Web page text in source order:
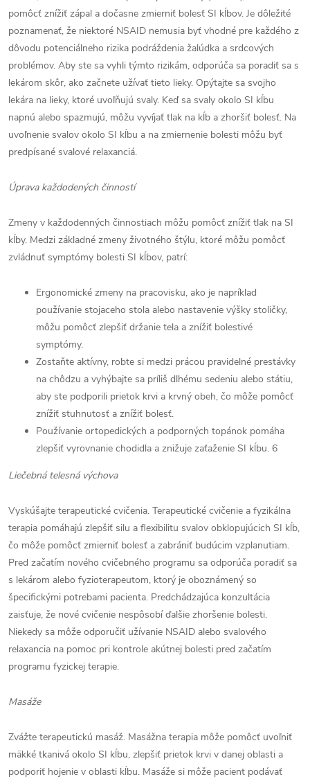
pomôcť znížiť zápal a dočasne zmierniť bolesť SI kĺbov. Je dôležité
poznamenať, že niektoré NSAID nemusia byť vhodné pre každého z
dôvodu potenciálneho rizika podráždenia žalúdka a srdcových
problémov. Aby ste sa vyhli týmto rizikám, odporúča sa poradiť sa s
lekárom skôr, ako začnete užívať tieto lieky. Opýtajte sa svojho
lekára na lieky, ktoré uvoľňujú svaly. Keď sa svaly okolo SI kĺbu
napnú alebo spazmujú, môžu vyvíjať tlak na kĺb a zhoršiť bolesť. Na
uvoľnenie svalov okolo SI kĺbu a na zmiernenie bolesti môžu byť
predpísané svalové relaxanciá.
Úprava každodených činností
Zmeny v každodenných činnostiach môžu pomôcť znížiť tlak na SI
kĺby. Medzi základné zmeny životného štýlu, ktoré môžu pomôcť
zvládnuť symptómy bolesti SI kĺbov, patrí:
Ergonomické zmeny na pracovisku, ako je napríklad
používanie stojaceho stola alebo nastavenie výšky stoličky,
môžu pomôcť zlepšiť držanie tela a znížiť bolestivé
symptómy.
Zostaňte aktívny, robte si medzi prácou pravidelné prestávky
na chôdzu a vyhýbajte sa príliš dlhému sedeniu alebo státiu,
aby ste podporili prietok krvi a krvný obeh, čo môže pomôcť
znížiť stuhnutosť a znížiť bolesť.
Používanie ortopedických a podporných topánok pomáha
zlepšiť vyrovnanie chodidla a znižuje zaťaženie SI kĺbu. 6
Liečebná telesná výchova
Vyskúšajte terapeutické cvičenia. Terapeutické cvičenie a fyzikálna
terapia pomáhajú zlepšiť silu a flexibilitu svalov obklopujúcich SI kĺb,
čo môže pomôcť zmierniť bolesť a zabrániť budúcim vzplanutiam.
Pred začatím nového cvičebného programu sa odporúča poradiť sa
s lekárom alebo fyzioterapeutom, ktorý je oboznámený so
špecifickými potrebami pacienta. Predchádzajúca konzultácia
zaisťuje, že nové cvičenie nespôsobí ďalšie zhoršenie bolesti.
Niekedy sa môže odporučiť užívanie NSAID alebo svalového
relaxancia na pomoc pri kontrole akútnej bolesti pred začatím
programu fyzickej terapie.
Masáže
Zvážte terapeutickú masáž. Masážna terapia môže pomôcť uvoľniť
mäkké tkanivá okolo SI kĺbu, zlepšiť prietok krvi v danej oblasti a
podporiť hojenie v oblasti kĺbu. Masáže si môže pacient podávať